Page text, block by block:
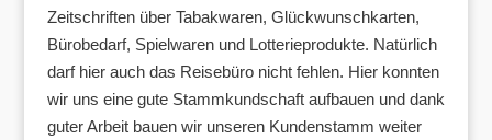
Zeitschriften über Tabakwaren, Glückwunschkarten,
Bürobedarf, Spielwaren und Lotterieprodukte. Natürlich
darf hier auch das Reisebüro nicht fehlen. Hier konnten
wir uns eine gute Stammkundschaft aufbauen und dank
guter Arbeit bauen wir unseren Kundenstamm weiter